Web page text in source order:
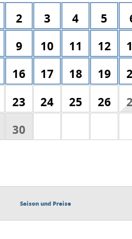
2 3 4 5
9 10 11 12
16 17 18 19
23 24 25 26
30
Saison und Preise